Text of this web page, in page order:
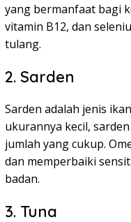
yang bermanfaat bagi
vitamin B12, dan
tulang.
2. Sarden
Sarden adalah jenis
ukurannya kecil,
jumlah yang cukup.
dan memperbaiki
badan.
3. Tuna